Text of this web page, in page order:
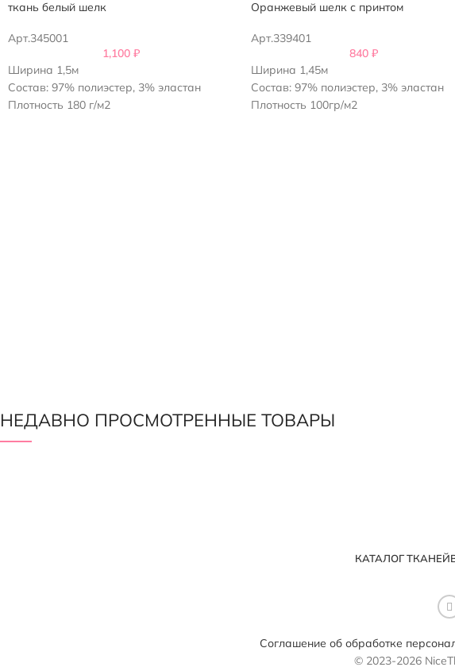
ткань белый шелк
Арт.345001
1,100₽
Ширина 1,5м
Состав: 97% полиэстер, 3% эластан
Плотность 180 г/м2
Оранжевый шелк с принтом
Арт.339401
840₽
Ширина 1,45м
Состав: 97% полиэстер, 3% эластан
Плотность 100гр/м2
НЕДАВНО ПРОСМОТРЕННЫЕ ТОВАРЫ
КАТАЛОГ ТКАНЕЙ
Соглашение об обработке
© 2023-2026